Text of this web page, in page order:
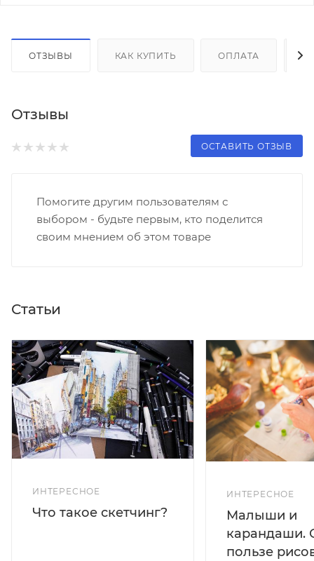
ОТЗЫВЫ КАК КУПИТЬ ОПЛАТА
Отзывы
ОСТАВИТЬ ОТЗЫВ
Помогите другим пользователям с
выбором - будьте первым, кто поделится
своим мнением об этом товаре
Статьи
ИНТЕРЕСНОЕ
Что такое скетчинг?
ИНТЕРЕСНОЕ
Малыши и
карандаши.
пользе